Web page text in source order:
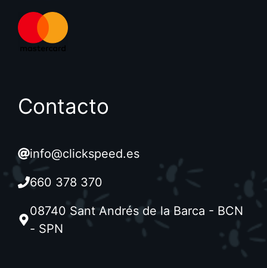
Contacto
info@clickspeed.es
660 378 370
08740 Sant Andrés de la Barca - BCN
- SPN